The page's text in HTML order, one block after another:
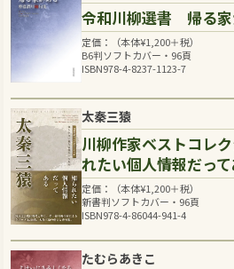
令和川柳選書 帰る家
定価：（本体¥1,200＋税）
B6判ソフトカバー・96頁
ISBN978-4-8237-1123-7
太秦三猿
川柳作家ベストコレ
れたい個人情報だっ
定価：（本体¥1,200＋税）
新書判ソフトカバー・96頁
ISBN978-4-86044-941-4
たむらあきこ